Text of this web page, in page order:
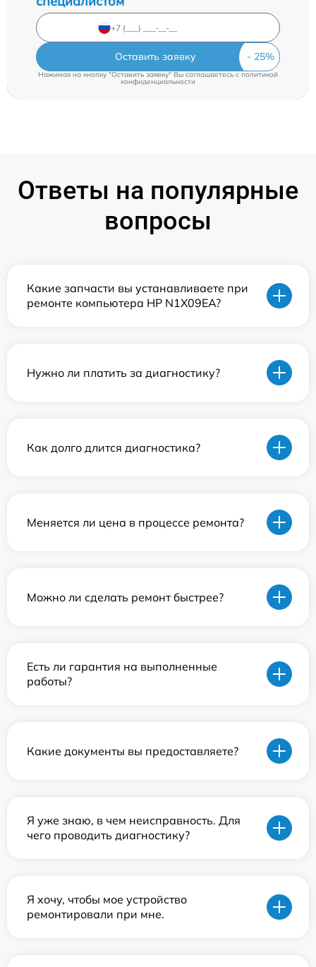
Оставить заявку
Нажимая на кнопку "Оставить заявку" Вы соглашаетесь cполитикой
конфиденциальности
Ответы на популярные
вопросы
Какие запчасти вы устанавливаете при
ремонте компьютера HP N1X09EA?
Нужно ли платить за диагностику?
Как долго длится диагностика?
Меняется ли цена в процессе ремонта?
Можно ли сделать ремонт быстрее?
Есть ли гарантия на выполненные
работы?
Какие документы вы предоставляете?
Я уже знаю, в чем неисправность. Для
чего проводить диагностику?
Я хочу, чтобы мое устройство
ремонтировали при мне.